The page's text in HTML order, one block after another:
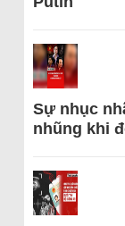
Sự nhục
nhũng khi